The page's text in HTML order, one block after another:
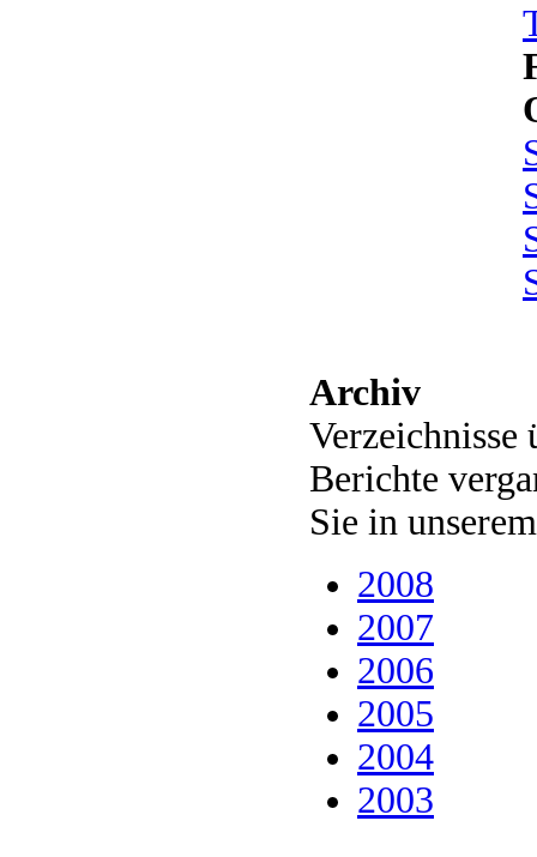
Archiv
Verzeichnisse
Berichte
Sie in
2008
2007
2006
2005
2004
2003